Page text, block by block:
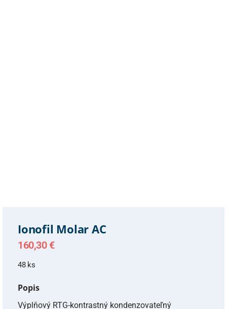
Ionofil Molar AC
160,30 €
48 ks
Popis
Výplňový RTG-kontrastný kondenzovateľný